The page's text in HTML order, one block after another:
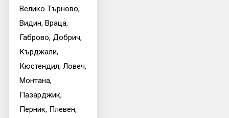
Велико Търново,
Видин, Враца,
Габрово, Добрич,
Кърджали,
Кюстендил, Ловеч,
Монтана,
Пазарджик,
Перник, Плевен,